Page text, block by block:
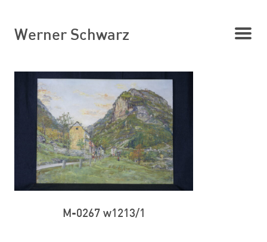
Werner Schwarz
M-0267 w1213/1